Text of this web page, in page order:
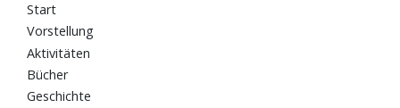
Start
Vorstellung
Aktivitäten
Bücher
Geschichte